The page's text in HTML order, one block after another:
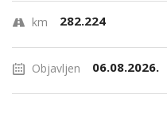
km 282.224
Objavljen 06.08.2026.